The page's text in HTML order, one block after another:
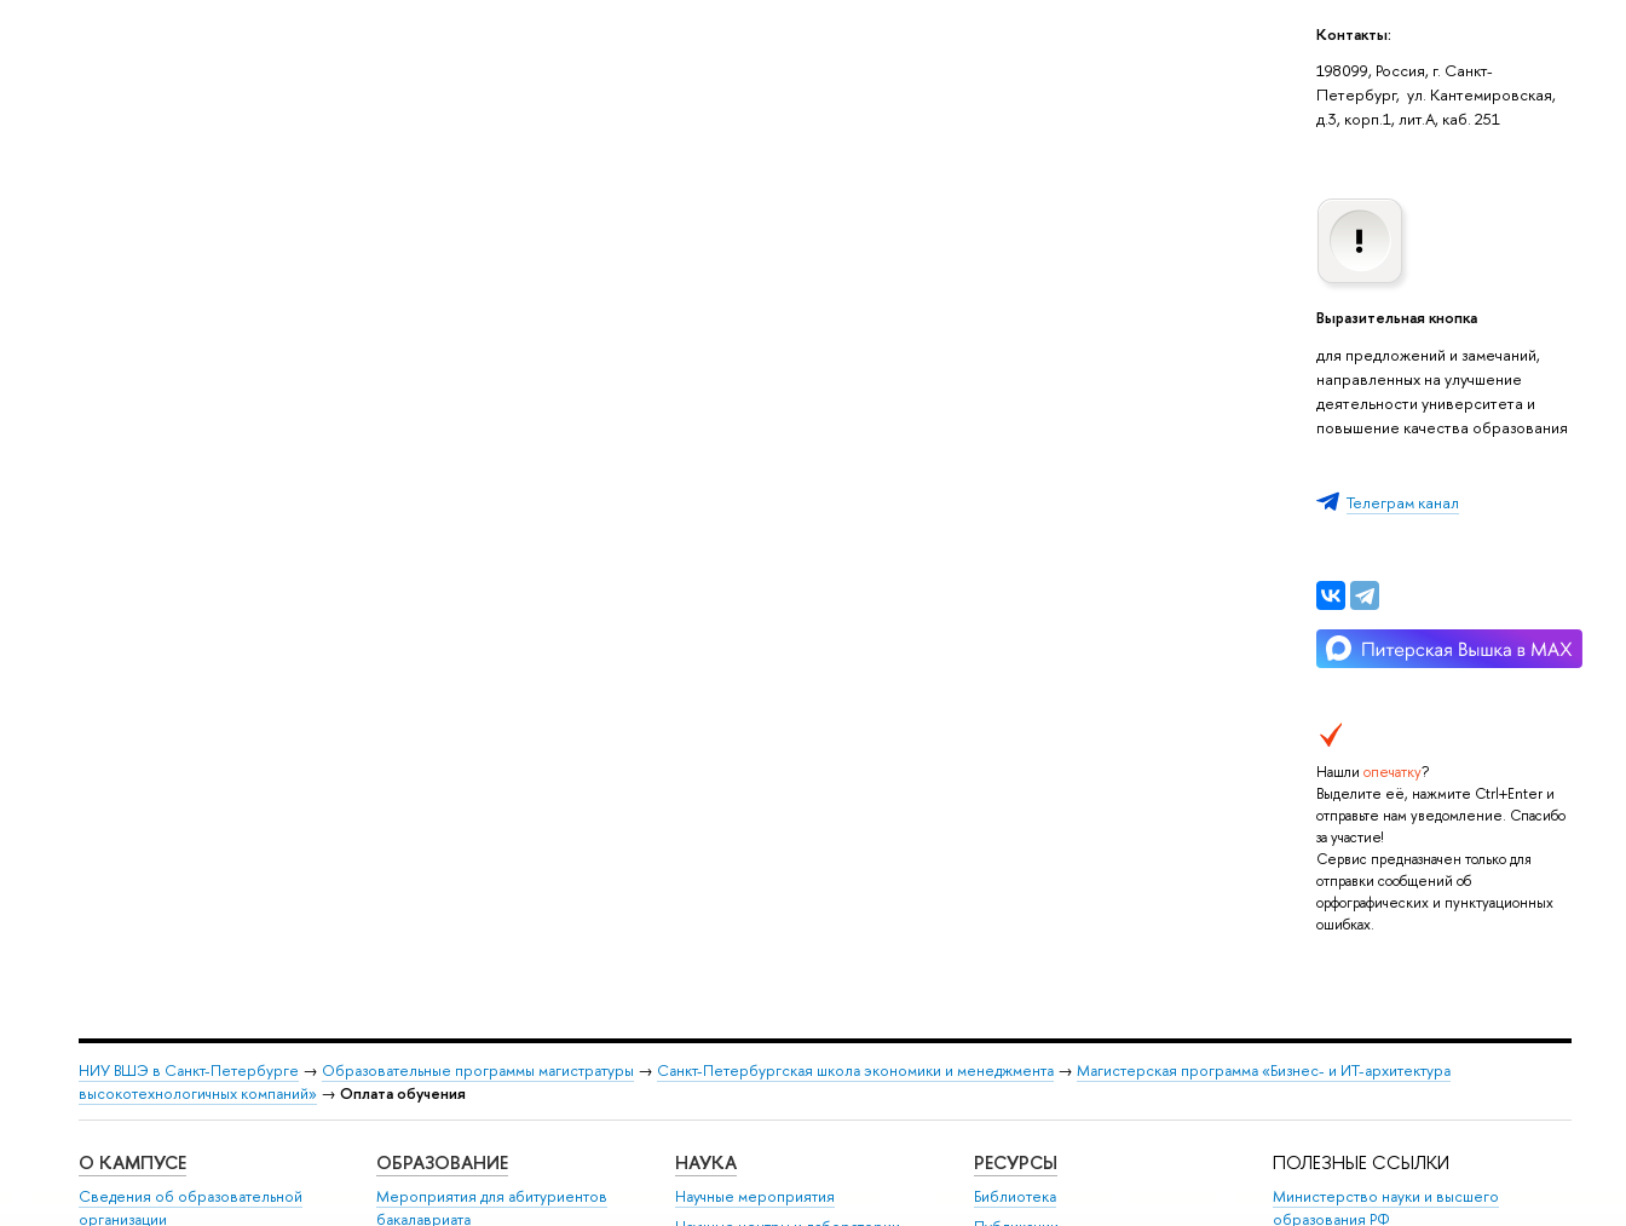
Контакты:
198099, Россия, г. Санкт-
Петербург, ул. Кантемировская,
д.3, корп.1, лит.А, каб. 251
Выразительная кнопка
для предложений и замечаний,
направленных на улучшение
деятельности университета и
повышение качества образования
Телеграм канал
Нашли опечатку?
Выделите её, нажмите Ctrl+Enter и
отправьте нам уведомление. Спасибо
за участие!
Сервис предназначен только для
отправки сообщений об
орфографических и пунктуационных
ошибках.
НИУ ВШЭ в Санкт-Петербурге → Образовательные программы магистратуры → Санкт-Петербургская школа экономики и менеджмента→ Магистерская программа «Бизнес- и ИТ-архитектура
высокотехнологичных компаний» → Оплата обучения
О КАМПУСЕ
Сведения об образовательной
организации
ОБРАЗОВАНИЕ
Мероприятия для абитуриентов
бакалавриата
НАУКА
Научные мероприятия
РЕСУРСЫ
Библиотека
ПОЛЕЗНЫЕ ССЫЛКИ
Министерство науки и высшего
образования РФ